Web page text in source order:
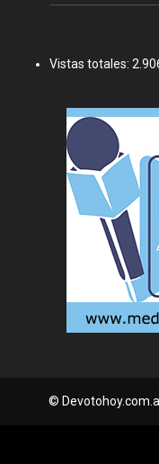
Vistas totales:
©